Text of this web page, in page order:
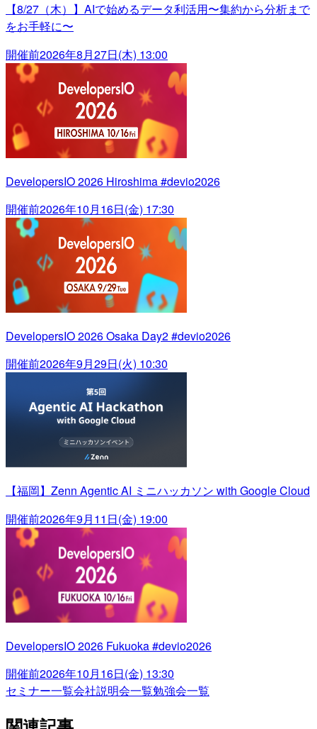
【8/27（木）】AIで始めるデータ利活用〜集約から分析まで
をお手軽に〜
開催前2026年8月27日(木) 13:00
DevelopersIO 2026 Hiroshima #devio2026
開催前2026年10月16日(金) 17:30
DevelopersIO 2026 Osaka Day2 #devio2026
開催前2026年9月29日(火) 10:30
【福岡】Zenn Agentic AI ミニハッカソン with Google Cloud
開催前2026年9月11日(金) 19:00
DevelopersIO 2026 Fukuoka #devio2026
開催前2026年10月16日(金) 13:30
セミナー一覧会社説明会一覧勉強会一覧